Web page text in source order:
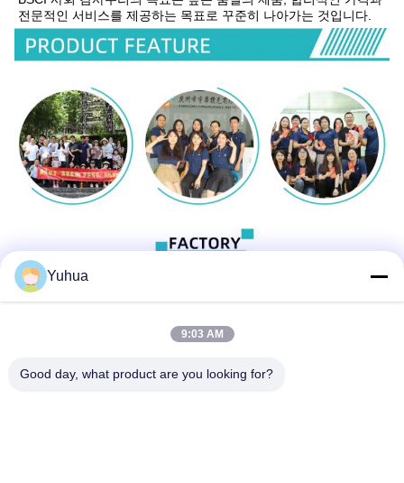
전문적인 서비스를 제공하는 목표로 꾸준히 나아가는 것입니다.
Yuhua
9:03 AM
Good day, what product are you looking for?